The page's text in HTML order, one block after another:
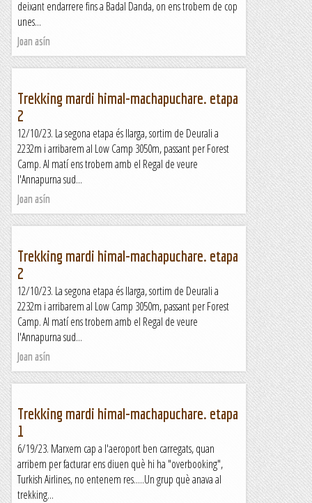
deixant endarrere fins a Badal Danda, on ens trobem de cop
unes...
Joan asín
Trekking mardi himal-machapuchare. etapa
2
12/10/23. La segona etapa és llarga, sortim de Deurali a
2232m i arribarem al Low Camp 3050m, passant per Forest
Camp. Al matí ens trobem amb el Regal de veure
l'Annapurna sud...
Joan asín
Trekking mardi himal-machapuchare. etapa
2
12/10/23. La segona etapa és llarga, sortim de Deurali a
2232m i arribarem al Low Camp 3050m, passant per Forest
Camp. Al matí ens trobem amb el Regal de veure
l'Annapurna sud...
Joan asín
Trekking mardi himal-machapuchare. etapa
1
6/19/23. Marxem cap a l'aeroport ben carregats, quan
arribem per facturar ens diuen què hi ha "overbooking",
Turkish Airlines, no entenem res.....Un grup què anava al
trekking...